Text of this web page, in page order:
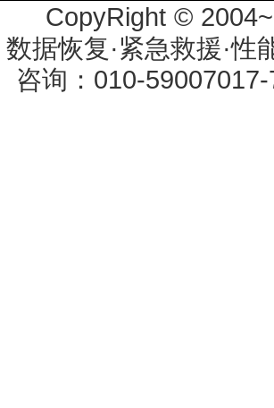
CopyRight ©
数据恢复·紧急救援·
咨询：010-